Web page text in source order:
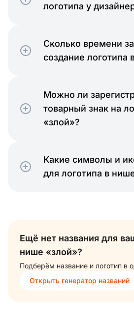
логотипа у
Сколько времени
создание логотипа
Можно ли
товарный знак на
«злой»?
Какие символы и
для логотипа в
Ещё нет названия для
нише «злой»?
Подберём название и логотип в
Открыть генератор названий